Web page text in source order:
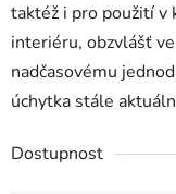
taktéž i pro použití v
interiéru, obzvlášť
nadčasovému
úchytka stále
Dostupnost